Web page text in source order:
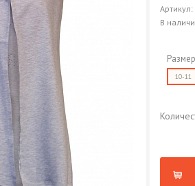
Артикул:
В
10-11